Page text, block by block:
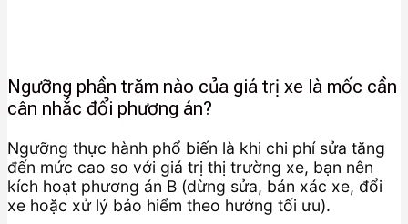
Ngưỡng phần trăm nào của giá trị xe là mốc cần
cân nhắc đổi phương án?
Ngưỡng thực hành phổ biến là khi chi phí sửa tăng
đến mức cao so với giá trị thị trường xe, bạn nên
kích hoạt phương án B (dừng sửa, bán xác xe, đổi
xe hoặc xử lý bảo hiểm theo hướng tối ưu).